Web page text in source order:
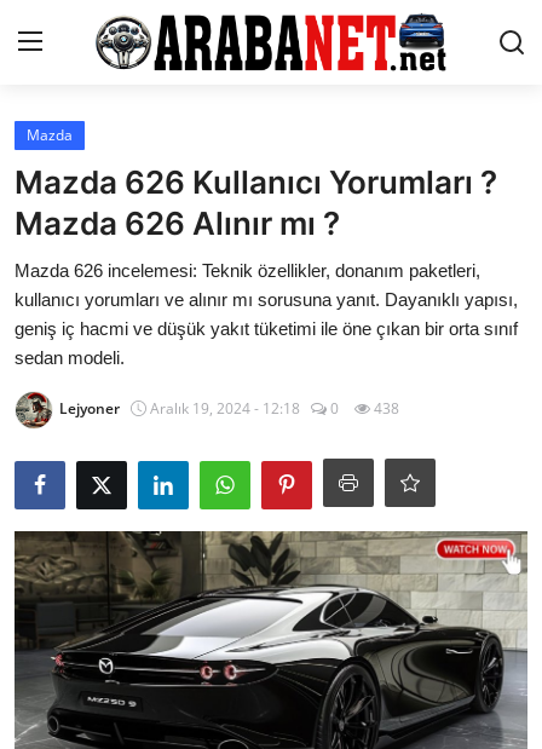
Giriş yapmak
Anasayfa
Araba Markaları
Paketler
Karşılaştırmalar
Kronik Sorunlar
İkinci El & Ekspertiz
Muayene & Emisyon
Trafik Cezaları & Mevzuat
Ehliyet & Ruhsat İşlemleri
Mazda
Mazda 626 Kullanıcı Yorumları ?
Mazda 626 Alınır mı ?
Mazda 626 incelemesi: Teknik özellikler, donanım paketleri,
kullanıcı yorumları ve alınır mı sorusuna yanıt. Dayanıklı yapısı,
geniş iç hacmi ve düşük yakıt tüketimi ile öne çıkan bir orta sınıf
sedan modeli.
Lejyoner Aralık 19, 2024 - 12:18 0 438